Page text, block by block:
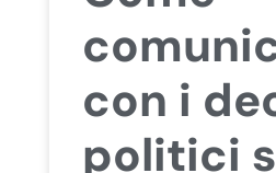
con i
politici